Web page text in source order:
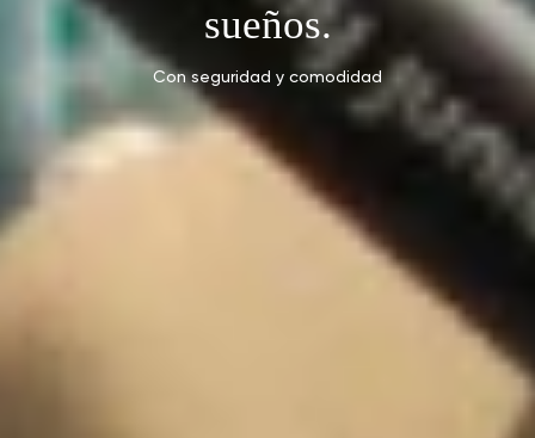
sueños.
Con seguridad y comodidad